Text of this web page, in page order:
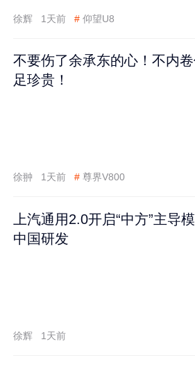
徐辉 1天前 # 仰望U8
不要伤了余承东的心！不内
足珍贵！
徐翀 1天前 # 尊界V800
上汽通用2.0开启“中方”主导
中国研发
徐辉 1天前